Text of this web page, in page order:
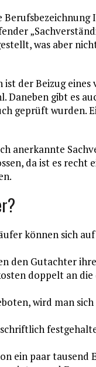
was aber
ist der Beizug
Daneben gibt es
geprüft wurden.
anerkannte
da ist es
können sich
den Gutachter
doppelt an
wird man
ein paar tausend